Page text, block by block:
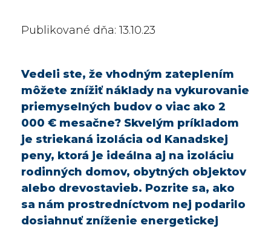
Publikované dňa: 13.10.23
Vedeli ste, že vhodným zateplením
môžete znížiť náklady na vykurovanie
priemyselných budov o viac ako 2
000 € mesačne? Skvelým príkladom
je striekaná izolácia od Kanadskej
peny, ktorá je ideálna aj na izoláciu
rodinných domov, obytných objektov
alebo drevostavieb. Pozrite sa, ako
sa nám prostredníctvom nej podarilo
dosiahnuť zníženie energetickej